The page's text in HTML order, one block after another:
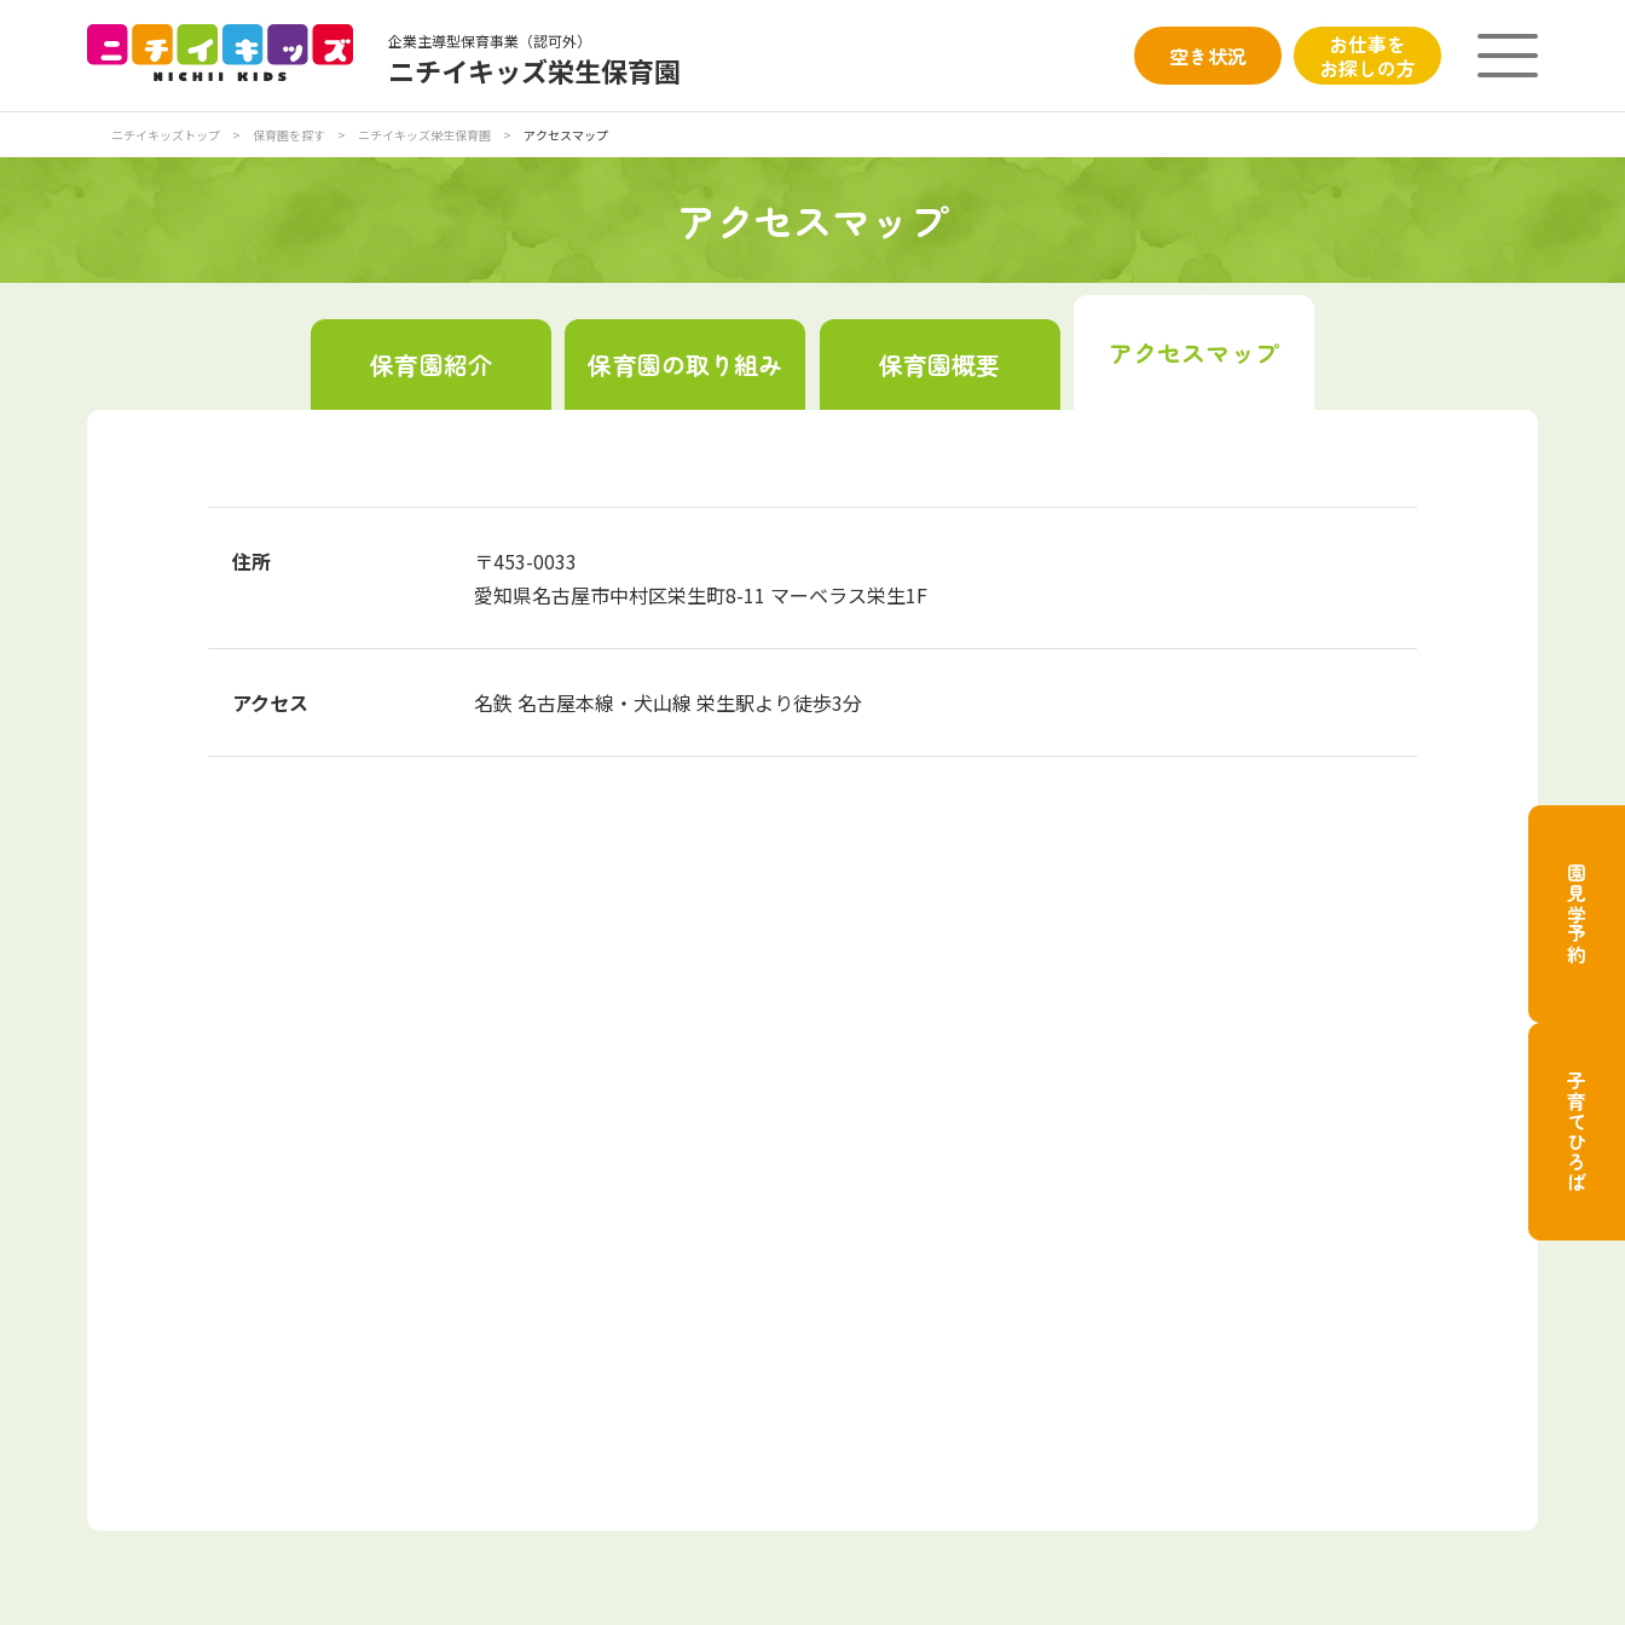
企業主導型保育事業（認可外）
ニチイキッズ栄生保育園 空き状況
お仕事を
お探しの方
写真販売サービス お仕事をお探しの方 よくあるご質問
保育園に関するお問い合わせ
ニチイキッズトップ > 保育園を探す > ニチイキッズ栄生保育園 > アクセスマップ
アクセスマップ
保育園紹介 保育園の取り組み 保育園概要 アクセスマップ
住所
〒453-0033
愛知県名古屋市中村区栄生町8-11 マーベラス栄生1F
アクセス 名鉄 名古屋本線・犬山線 栄生駅より徒歩3分
園見学予約
子育てひろば